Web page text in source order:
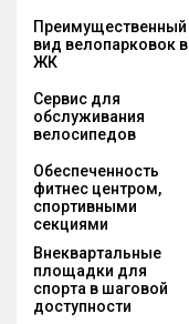
Преимущественный
вид велопарковок в
ЖК
Сервис для
обслуживания
велосипедов
Обеспеченность
фитнес центром,
спортивными
секциями
Внеквартальные
площадки для
спорта в шаговой
доступности